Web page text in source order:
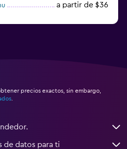
a partir de $36
precios exactos, sin embargo,
de datos para ti